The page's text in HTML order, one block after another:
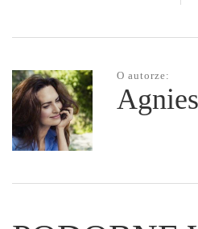
O autorze: